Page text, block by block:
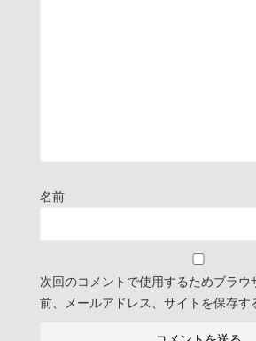
名前
次回のコメントで使用するためブラウ
前、メールアドレス、サイトを保存す